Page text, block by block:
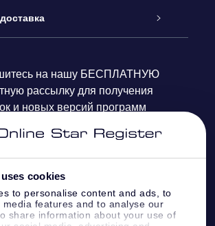
cookies
to personalise content and ads, to
media features and to analyse our
share information about your use of
набор OSR
карта OSR
подарки
реестр
страница Star Page
Stars
Fly me to the stars
информация
по доставке
возврата
на нашу БЕСПЛАТНУЮ
рассылку для получения
и новых версий программ